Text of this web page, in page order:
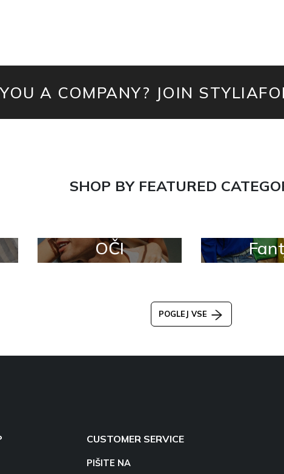
A COMPANY? JOIN
SHOP BY FEATURED
OČI
POGLEJ VSE
CUSTOMER SERVICE
PIŠITE NA